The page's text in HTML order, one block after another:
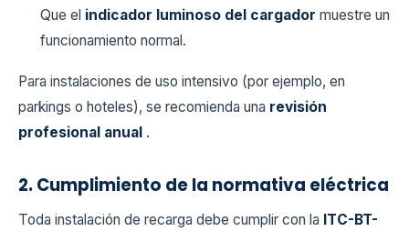
Que el indicador luminoso del cargador muestre un
funcionamiento normal.
Para instalaciones de uso intensivo (por ejemplo, en
parkings o hoteles), se recomienda una revisión
profesional anual .
2. Cumplimiento de la normativa eléctrica
Toda instalación de recarga debe cumplir con la ITC-BT-